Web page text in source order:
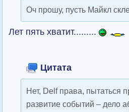
Оч прошу, пусть Майкл
Лет пять хватит.........
Цитата
Нет, Delf права, пытаться
развитие событий – дело